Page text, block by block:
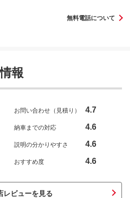
無料電話について
報
お問い合わせ（見積り） 4.7
納車までの対応 4.6
説明の分かりやすさ 4.6
おすすめ度 4.6
レビューを見る